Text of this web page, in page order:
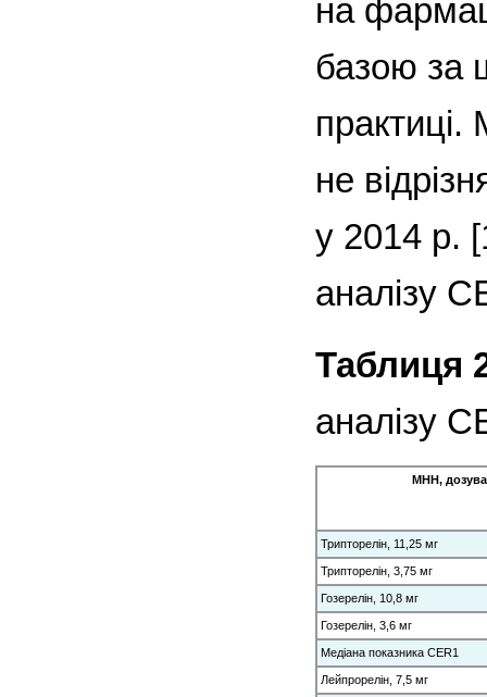
на
базою за
практиці.
не
у 2014 р.
аналізу
Таблиця
аналізу
МНН,
Трипторелін, 11,25 мг
Трипторелін, 3,75 мг
Гозерелін, 10,8 мг
Гозерелін, 3,6 мг
Медіана показника CER1
Лейпрорелін, 7,5 мг